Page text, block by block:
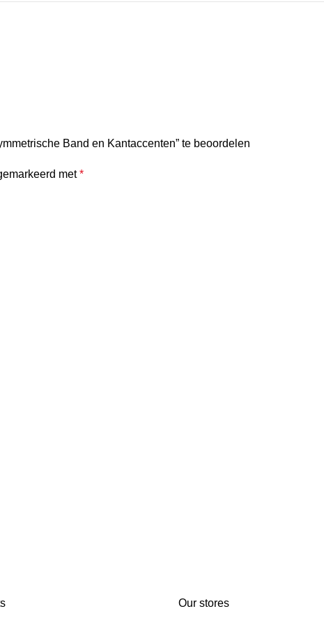
Band en Kantaccenten” te beoordelen
met*
Our stores